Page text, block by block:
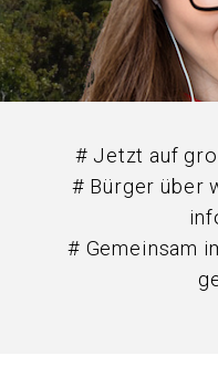
# Jetzt auf
# Bürger über
# Gemeinsam